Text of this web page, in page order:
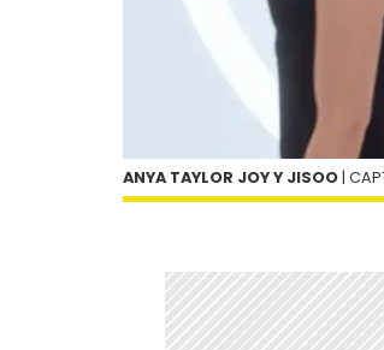
ANYA TAYLOR JOY Y JISOO |